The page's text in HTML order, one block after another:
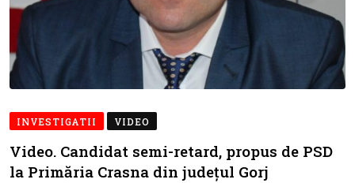
INVESTIGATII VIDEO
Video. Candidat semi-retard, propus de PSD
la Primăria Crasna din județul Gorj